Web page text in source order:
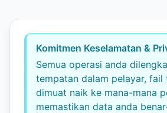
Komitmen Keselamatan &
Semua operasi anda
tempatan dalam pelayar, fail
dimuat naik ke mana-mana
memastikan data anda